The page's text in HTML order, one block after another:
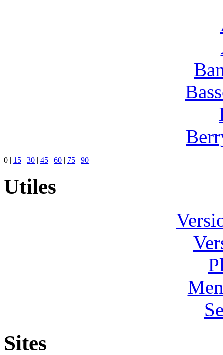
0 | 15 | 30 | 45 | 60 | 75 | 90
Utiles
Sites